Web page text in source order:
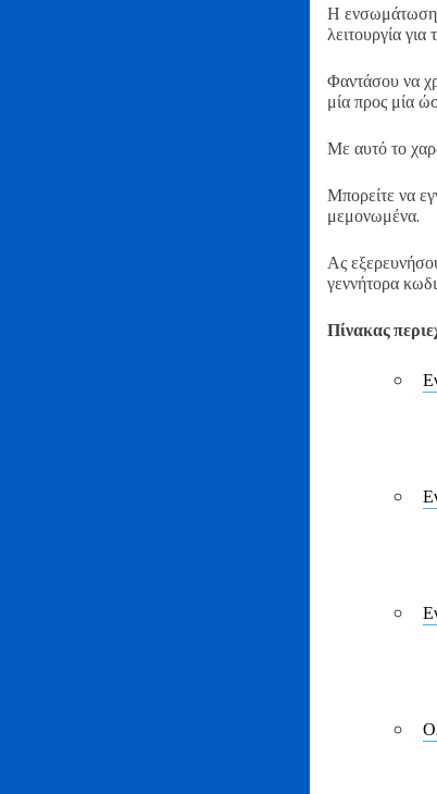
Η ενσωμάτωση
λειτουργία για
Φαντάσου να
μία προς μία
Με αυτό το
Μπορείτε να
μεμονωμένα.
Ας
γεννήτορα
Πίνακας